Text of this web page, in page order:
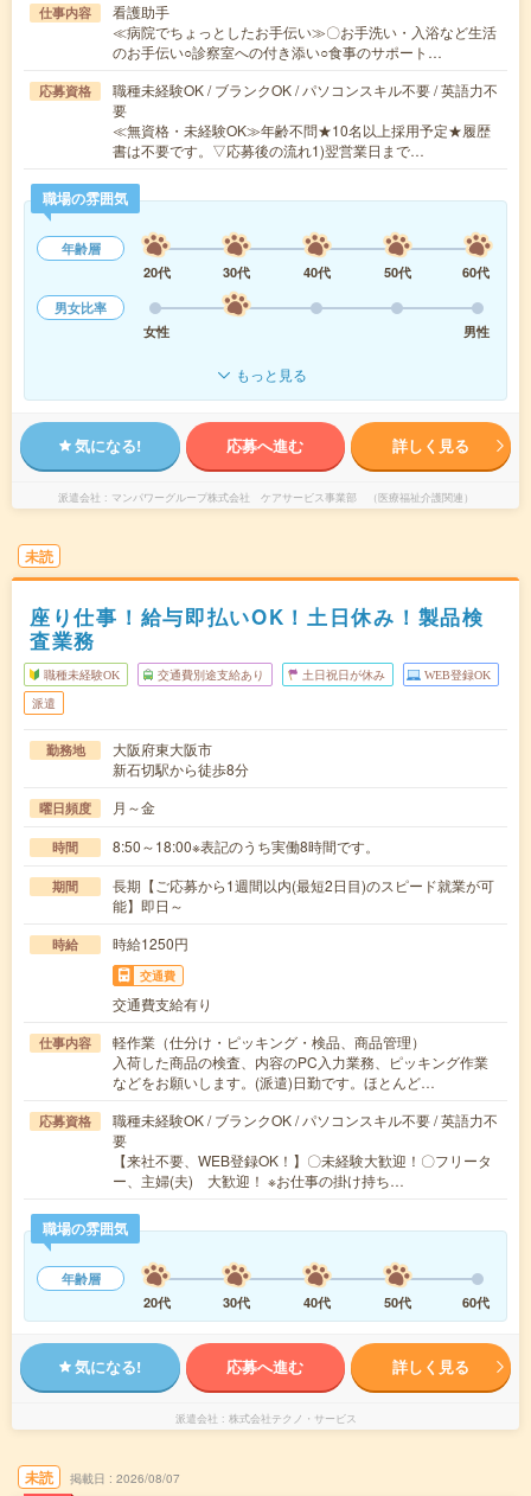
仕事内容
看護助手
≪病院でちょっとしたお手伝い≫〇お手洗い・入浴など生活
のお手伝い○診察室への付き添い○食事のサポート…
応募資格
職種未経験OK / ブランクOK / パソコンスキル不要 / 英語力不
要
≪無資格・未経験OK≫年齢不問★10名以上採用予定★履歴
書は不要です。▽応募後の流れ1)翌営業日まで…
職場の雰囲気
年齢層
20代
30代 40代 50代
60代
男女比率
女性
男性
もっと見る
気になる! 応募へ進む 詳しく見る
派遣会社 マンパワーグループ株式会社 ケアサービス事業部 （医療福祉介護関連）
未読
座り仕事！給与即払いOK！土日休み！製品検
査業務
職種未経験OK 交通費別途支給あり 土日祝日が休み WEB登録OK
派遣
勤務地
大阪府東大阪市
新石切駅から徒歩8分
曜日頻度 月～金
時間 8:50～18:00※表記のうち実働8時間です。
期間
長期【ご応募から1週間以内(最短2日目)のスピード就業が可
能】即日～
時給 時給1250円
交通費
交通費支給有り
仕事内容
軽作業（仕分け・ピッキング・検品、商品管理）
入荷した商品の検査、内容のPC入力業務、ピッキング作業
などをお願いします。(派遣)日勤です。ほとんど…
応募資格
職種未経験OK / ブランクOK / パソコンスキル不要 / 英語力不
要
【来社不要、WEB登録OK！】〇未経験大歓迎！〇フリータ
ー、主婦(夫) 大歓迎！ ※お仕事の掛け持ち…
職場の雰囲気
年齢層
20代
30代 40代 50代 60代
気になる! 応募へ進む 詳しく見る
派遣会社 株式会社テクノ・サービス
未読 掲載日 2026/08/07